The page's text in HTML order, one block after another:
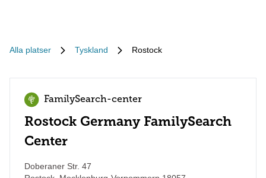
Alla platser Tyskland Rostock
FamilySearch-center
Rostock Germany FamilySearch
Center
Doberaner Str. 47